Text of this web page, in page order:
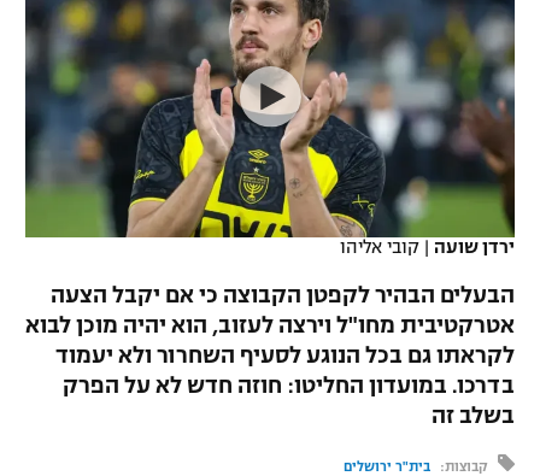
VOD
רץ ברשת
תוצאות
לוח שידורים
ברחבה
נבחרת ישראל
מכבי חיפה
בית"ר ירושלים
מכבי תל אביב
הפועל תל אביב
הפועל חיפה
הפועל באר שבע
ליגה ספרדית
ליגה איטלקית
ליגה צרפתית
ליגה הולנדית
ליגה טורקית
ליגה סינית
ליגה ברזילאית
ליגות נוספות
כדורסל נשים
מכבי תל אביב
הפועל חולון
הפועל ירושלים
דני אבדיה
יורוליג
יורוקאפ
טניס
כדוריד
כדורעף
שחייה
ג'ודו
אגרוף
ספורט אולימפי
ירדן שועה | קובי אליהו
הבעלים הבהיר לקפטן הקבוצה כי אם יקבל הצעה
אטרקטיבית מחו"ל וירצה לעזוב, הוא יהיה מוכן לבוא
לקראתו גם בכל הנוגע לסעיף השחרור ולא יעמוד
בדרכו. במועדון החליטו: חוזה חדש לא על הפרק
בשלב זה
קבוצות: בית"ר ירושלים